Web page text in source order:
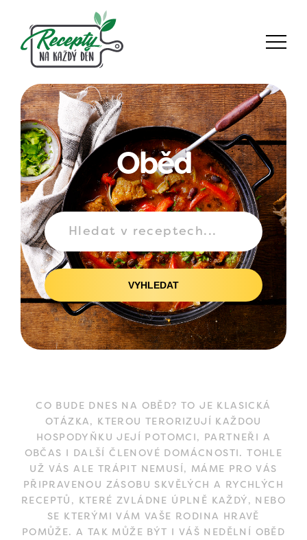
Oběd
VYHLEDAT
CO BUDE DNES NA OBĚD? TO JE KLASICKÁ
OTÁZKA, KTEROU TERORIZUJÍ KAŽDOU
HOSPODYŇKU JEJÍ POTOMCI, PARTNEŘI A
OBČAS I DALŠÍ ČLENOVÉ DOMÁCNOSTI. TOHLE
UŽ VÁS ALE TRÁPIT NEMUSÍ, MÁME PRO VÁS
PŘIPRAVENOU ZÁSOBU SKVĚLÝCH A RYCHLÝCH
RECEPTŮ, KTERÉ ZVLÁDNE ÚPLNĚ KAŽDÝ, NEBO
SE KTERÝMI VÁM VAŠE RODINA HRAVĚ
POMŮŽE. A TAK MŮŽE BÝT I VÁŠ NEDĚLNÍ OBĚD